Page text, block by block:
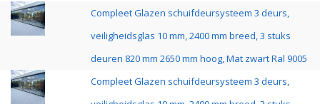
Compleet Glazen schuifdeursysteem 3 deurs,
veiligheidsglas 10 mm, 2400 mm breed, 3 stuks
deuren 820 mm 2650 mm hoog, Mat zwart Ral 9005
Compleet Glazen schuifdeursysteem 3 deurs,